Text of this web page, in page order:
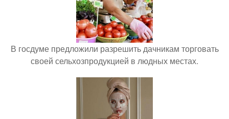
В госдуме предложили разрешить дачникам торговать
своей сельхозпродукцией в людных местах.